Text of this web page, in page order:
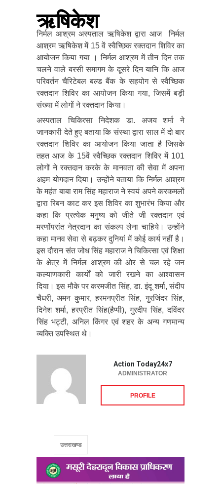
ऋषिकेश
निर्मल आश्रम अस्पताल ऋषिकेश द्वारा आज निर्मल
आश्रम ऋषिकेश में 15 वें स्वैच्छिक रक्तदान शिविर का
आयोजन किया गया । निर्मल आश्रम में तीन दिन तक
चलने वाले बरसी समागम के दूसरे दिन यानि कि आज
परिवर्तन चैरिटेबल बल्ड बैंक के सहयोग से स्वैच्छिक
रक्तदान शिविर का आयोजन किया गया, जिसमें बड़ी
संख्या में लोगों ने रक्तदान किया।
अस्पताल चिकित्सा निदेशक डा. अजय शर्मा ने
जानकारी देते हुए बताया कि संस्था द्वारा साल में दो बार
रक्तदान शिविर का आयोजन किया जाता है जिसके
तहत आज के 15वें स्वैच्छिक रक्तदान शिविर में 101
लोगों ने रक्तदान करके के मानवता की सेवा में अपना
अहम योगदान दिया। उन्होंने बताया कि निर्मल आश्रम
के महंत बाबा राम सिंह महाराज ने स्वयं अपने करकमलों
द्वारा रिबन काट कर इस शिविर का शुभारंभ किया और
कहा कि प्रत्येक मनुष्य को जीते जी रक्तदान एवं
मरणोंपरांत नेत्रदान का संकल्प लेना चाहिये। उन्होंने
कहा मानव सेवा से बढ़कर दुनियां में कोई कार्य नहीं है।
इस दौरान संत जोध सिंह महाराज ने चिकित्सा एवं शिक्षा
के क्षेत्र में निर्मल आश्रम की ओर से चल रहे जन
कल्याणकारी कार्यों को जारी रखने का आश्वासन
दिया। इस मौके पर करमजीत सिंह, डा. इंदू शर्मा, संदीप
चैधरी, अमन कुमार, हरमनप्रीत सिंह, गुरजिंदर सिंह,
दिनेश शर्मा, हरप्रीत सिंह(हैप्पी), गुरदीप सिंह, दविंदर
सिंह भट्टी, अनिल किंगर एवं शहर के अन्य गणमान्य
व्यक्ति उपस्थित थे।
Action Today24x7
ADMINISTRATOR
PROFILE
उत्तराखण्ड